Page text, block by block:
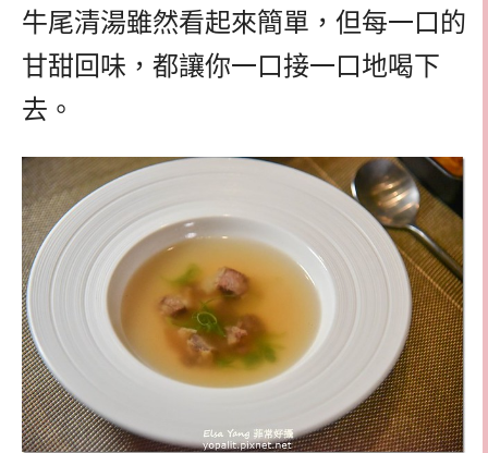
牛尾清湯雖然看起來簡單，但每一口的
甘甜回味，都讓你一口接一口地喝下
去。